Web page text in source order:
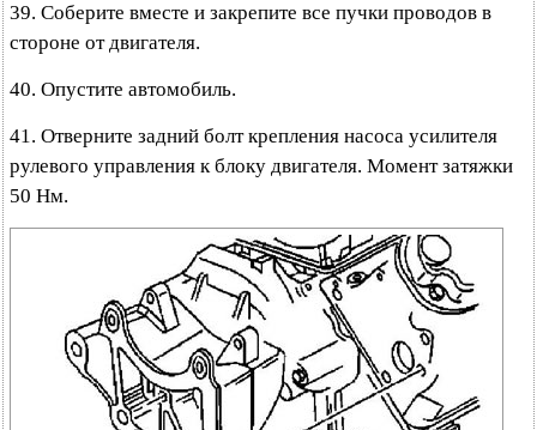
39. Соберите вместе и закрепите все пучки проводов в
стороне от двигателя.
40. Опустите автомобиль.
41. Отверните задний болт крепления насоса усилителя
рулевого управления к блоку двигателя. Момент затяжки
50 Нм.